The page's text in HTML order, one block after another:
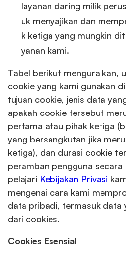
layanan daring milik
uk menyajikan dan
k ketiga yang mungkin
yanan kami.
Tabel berikut menguraikan,
cookie yang kami gunakan
tujuan cookie, jenis data
apakah cookie tersebut
pertama atau pihak ketiga
yang bersangkutan jika
ketiga), dan durasi cookie
peramban pengguna secara
pelajari Kebijakan Privasi
mengenai cara kami
data pribadi, termasuk data
dari cookies.
Cookies Esensial